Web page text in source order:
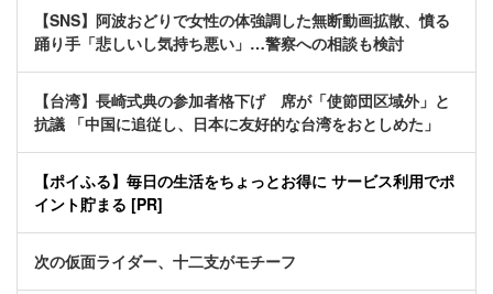
【SNS】阿波おどりで女性の体強調した無断動画拡散、憤る
踊り手「悲しいし気持ち悪い」…警察への相談も検討
【台湾】長崎式典の参加者格下げ 席が「使節団区域外」と
抗議 「中国に追従し、日本に友好的な台湾をおとしめた」
【ポイふる】毎日の生活をちょっとお得に サービス利用でポ
イント貯まる [PR]
次の仮面ライダー、十二支がモチーフ